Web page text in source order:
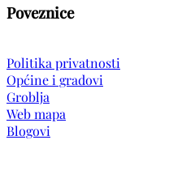
Poveznice
Politika privatnosti
Općine i gradovi
Groblja
Web mapa
Blogovi